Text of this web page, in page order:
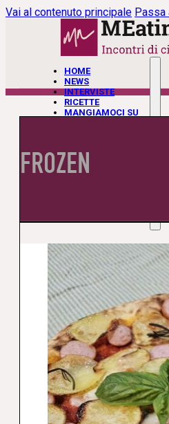
Vai al contenuto principale Passa
HOME
NEWS
INTERVISTE
RICETTE
MANGIAMOCI SU
CHI SIAMO
CONTATTACI
FROZEN